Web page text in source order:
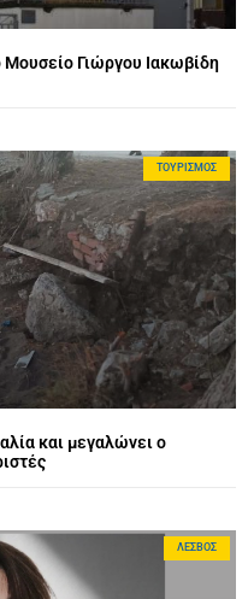
Μουσείο Γιώργου Ιακωβίδη
ΤΟΥΡΙΣΜΌΣ
και μεγαλώνει ο
ΛΈΣΒΟΣ